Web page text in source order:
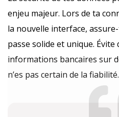
enjeu majeur. Lors de ta
la nouvelle interface,
passe solide et unique.
informations bancaires sur
n’es pas certain de la fiabilité.